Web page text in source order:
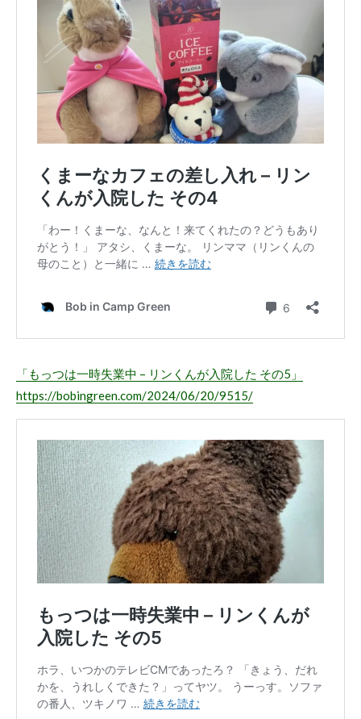
「もっつは一時失業中 – リンくんが入院した その5」
https://bobingreen.com/2024/06/20/9515/